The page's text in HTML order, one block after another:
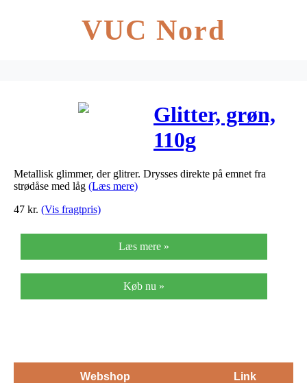
VUC Nord
Glitter, grøn,
110g
Metallisk glimmer, der glitrer. Drysses direkte på emnet fra
strødåse med låg (Læs mere)
47 kr. (Vis fragtpris)
Læs mere »
Køb nu »
Webshop Link